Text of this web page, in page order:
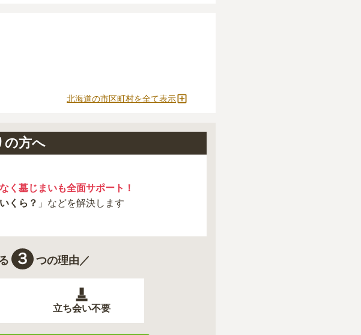
北海道の市区町村を全て表示
の方へ
く墓じまいも全面サポート！
くら？ 」などを解決します
３ つの理由／
立ち会い不要